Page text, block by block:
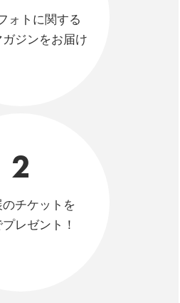
ォトに関する
ガジンをお届け
2
チケットを
レゼント！